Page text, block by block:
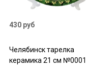
430 руб
Челябинск тарелка
керамика 21 см №0001